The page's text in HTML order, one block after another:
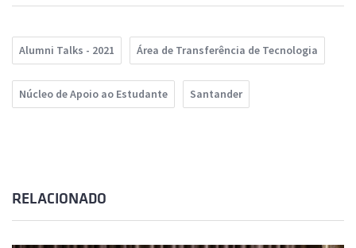
Alumni Talks - 2021 Área de Transferência de Tecnologia
Núcleo de Apoio ao Estudante Santander
RELACIONADO